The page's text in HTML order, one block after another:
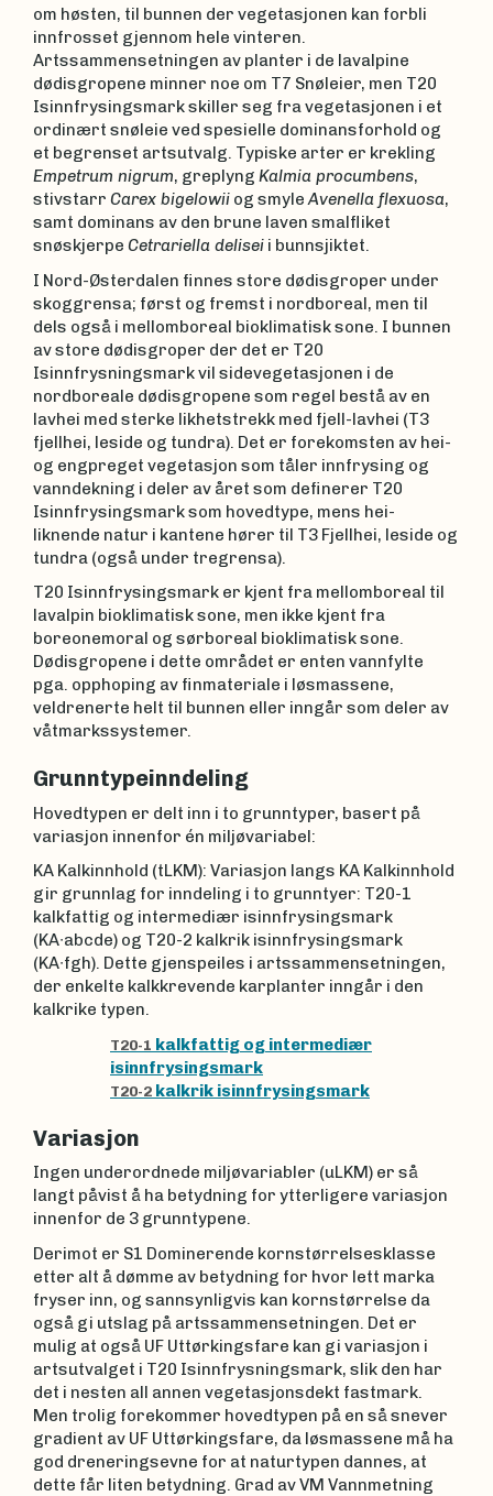
om høsten, til bunnen der vegetasjonen kan forbli
innfrosset gjennom hele vinteren.
Artssammensetningen av planter i de lavalpine
dødisgropene minner noe om T7 Snøleier, men T20
Isinnfrysingsmark skiller seg fra vegetasjonen i et
ordinært snøleie ved spesielle dominansforhold og
et begrenset artsutvalg. Typiske arter er krekling
Empetrum nigrum, greplyng Kalmia procumbens,
stivstarr Carex bigelowii og smyleAvenella flexuosa,
samt dominans av den brune laven smalfliket
snøskjerpe Cetrariella delisei i bunnsjiktet.
I Nord-Østerdalen finnes store dødisgroper under
skoggrensa; først og fremst i nordboreal, men til
dels også i mellomboreal bioklimatisk sone. I bunnen
av store dødisgroper der det er T20
Isinnfrysningsmark vil sidevegetasjonen i de
nordboreale dødisgropene som regel bestå av en
lavhei med sterke likhetstrekk med fjell-lavhei (T3
fjellhei, leside og tundra). Det er forekomsten av hei-
og engpreget vegetasjon som tåler innfrysing og
vanndekning i deler av året som definerer T20
Isinnfrysingsmark som hovedtype, mens hei-
liknende natur i kantene hører til T3 Fjellhei, leside og
tundra (også under tregrensa).
T20 Isinnfrysingsmark er kjent fra mellomboreal til
lavalpin bioklimatisk sone, men ikke kjent fra
boreonemoral og sørboreal bioklimatisk sone.
Dødisgropene i dette området er enten vannfylte
pga. opphoping av finmateriale i løsmassene,
veldrenerte helt til bunnen eller inngår som deler av
våtmarkssystemer.
Grunntypeinndeling
Hovedtypen er delt inn i to grunntyper, basert på
variasjon innenfor én miljøvariabel:
KA Kalkinnhold (tLKM): Variasjon langs KA Kalkinnhold
gir grunnlag for inndeling i to grunntyer: T20-1
kalkfattig og intermediær isinnfrysingsmark
(KA∙abcde) og T20-2 kalkrik isinnfrysingsmark
(KA∙fgh). Dette gjenspeiles i artssammensetningen,
der enkelte kalkkrevende karplanter inngår i den
kalkrike typen.
T20-1 kalkfattig og intermediær
isinnfrysingsmark
T20-2 kalkrik isinnfrysingsmark
Variasjon
Ingen underordnede miljøvariabler (uLKM) er så
langt påvist å ha betydning for ytterligere variasjon
innenfor de 3 grunntypene.
Derimot er S1 Dominerende kornstørrelsesklasse
etter alt å dømme av betydning for hvor lett marka
fryser inn, og sannsynligvis kan kornstørrelse da
også gi utslag på artssammensetningen. Det er
mulig at også UF Uttørkingsfare kan gi variasjon i
artsutvalget i T20 Isinnfrysningsmark, slik den har
det i nesten all annen vegetasjonsdekt fastmark.
Men trolig forekommer hovedtypen på en så snever
gradient av UF Uttørkingsfare, da løsmassene må ha
god dreneringsevne for at naturtypen dannes, at
dette får liten betydning. Grad av VM Vannmetning